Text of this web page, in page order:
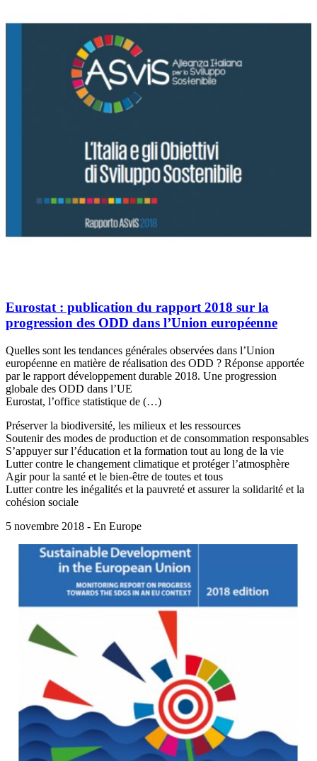
Eurostat : publication du rapport 2018 sur la
progression des ODD dans l’Union européenne
Quelles sont les tendances générales observées dans l’Union
européenne en matière de réalisation des ODD ? Réponse apportée
par le rapport développement durable 2018. Une progression
globale des ODD dans l’UE
Eurostat, l’office statistique de (…)
Préserver la biodiversité, les milieux et les ressources
Soutenir des modes de production et de consommation responsables
S’appuyer sur l’éducation et la formation tout au long de la vie
Lutter contre le changement climatique et protéger l’atmosphère
Agir pour la santé et le bien-être de toutes et tous
Lutter contre les inégalités et la pauvreté et assurer la solidarité et la
cohésion sociale
5 novembre 2018 - En Europe